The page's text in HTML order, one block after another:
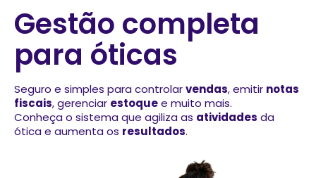
Gestão completa
para óticas
Seguro e simples para controlarvendas, emitir notas
fiscais, gerenciar estoquee muito mais.
Conheça o sistema que agiliza as atividades da
ótica e aumenta os resultados.